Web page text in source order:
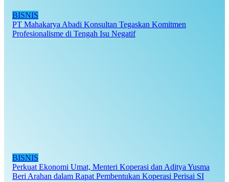
BISNIS
PT Mahakarya Abadi Konsultan Tegaskan Komitmen
Profesionalisme di Tengah Isu Negatif
BISNIS
Perkuat Ekonomi Umat, Menteri Koperasi dan Aditya Yusma
Beri Arahan dalam Rapat Pembentukan Koperasi Perisai SI